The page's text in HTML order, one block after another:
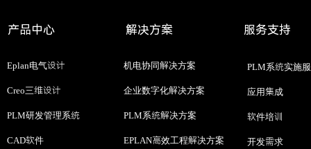
机电协同解决方案
企业数字化解决方案
PLM系统解决方案
EPLAN高效工程解决方案
产品中心 解决方案 服务支持
PLM系统实施
应用集成
软件培训
开发需求
Eplan电气设计
Creo三维设计
PLM研发管理系统
CAD软件